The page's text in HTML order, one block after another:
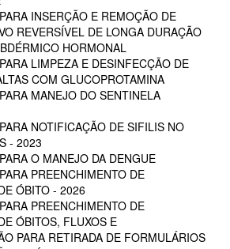
INSERÇÃO E REMOÇÃO DE
REVERSÍVEL DE LONGA DURAÇÃO
HORMONAL
LIMPEZA E DESINFECÇÃO DE
COM GLUCOPROTAMINA
MANEJO DO SENTINELA
NOTIFICAÇÃO DE SIFILIS NO
- 2023
O MANEJO DA DENGUE
PREENCHIMENTO DE
ÓBITO - 2026
PREENCHIMENTO DE
ÓBITOS, FLUXOS E
PARA RETIRADA DE FORMULÁRIOS